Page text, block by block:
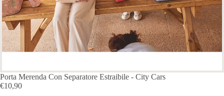
Porta Merenda Con Separatore Estraibile - City Cars
€10,90